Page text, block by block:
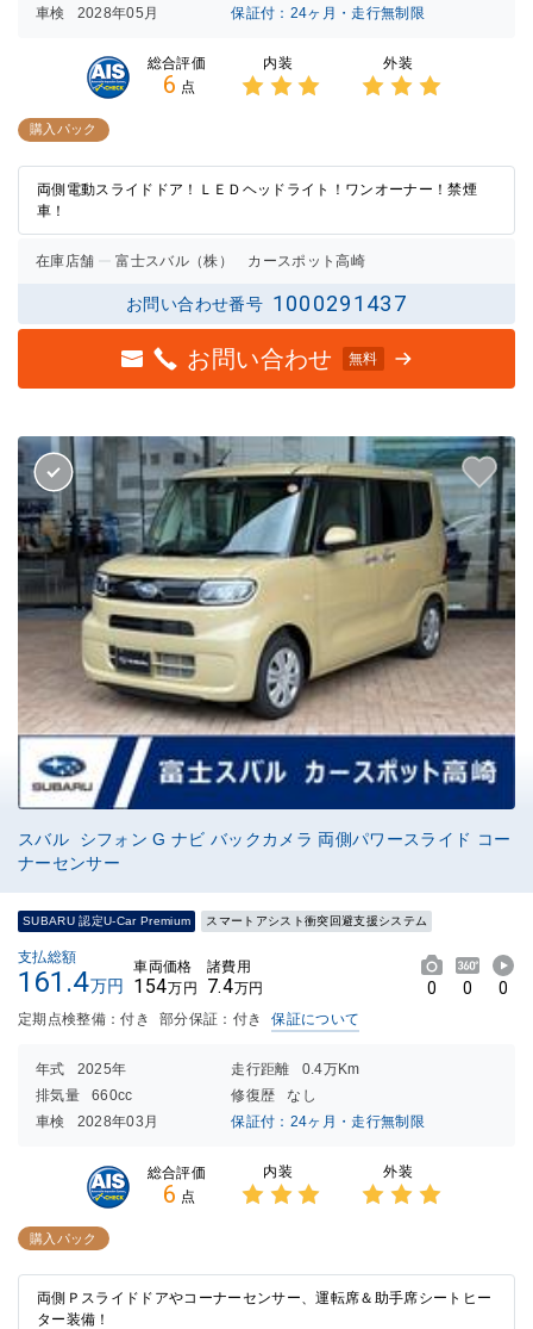
車検
2028年05月 保証付：24ヶ月・走行無制限
総合評価
6 点
内装 外装
購入パック
両側電動スライドドア！ＬＥＤヘッドライト！ワンオーナー！禁煙
車！
在庫店舗 富士スバル（株） カースポット高崎
お問い合わせ番号 1000291437
お問い合わせ 無料
スバル シフォン G ナビ バックカメラ 両側パワースライド コー
ナーセンサー
SUBARU 認定U-Car Premium スマートアシスト衝突回避支援システム
支払総額
161.4万円
車両価格
154万円
諸費用
7.4万円 0 0 0
定期点検整備：付き 部分保証：付き 保証について
年式 2025年 走行距離
0.4万Km
排気量
660cc 修復歴
なし
車検
2028年03月 保証付：24ヶ月・走行無制限
総合評価
6 点
内装 外装
購入パック
両側Ｐスライドドアやコーナーセンサー、運転席＆助手席シートヒー
ター装備！